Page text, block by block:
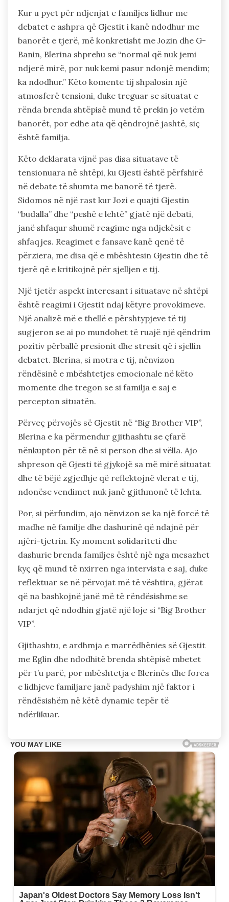
Kur u pyet për ndjenjat e familjes lidhur me
debatet e ashpra që Gjestit i kanë ndodhur me
banorët e tjerë, më konkretisht me Jozin dhe G-
Banin, Blerina shprehu se “normal që nuk jemi
ndjerë mirë, por nuk kemi pasur ndonjë mendim;
ka ndodhur.” Këto komente tij shpalosin një
atmosferë tensioni, duke treguar se situatat e
rënda brenda shtëpisë mund të prekin jo vetëm
banorët, por edhe ata që qëndrojnë jashtë, siç
është familja.
Këto deklarata vijnë pas disa situatave të
tensionuara në shtëpi, ku Gjesti është përfshirë
në debate të shumta me banorë të tjerë.
Sidomos në një rast kur Jozi e quajti Gjestin
“budalla” dhe “peshë e lehtë” gjatë një debati,
janë shfaqur shumë reagime nga ndjekësit e
shfaqjes. Reagimet e fansave kanë qenë të
përziera, me disa që e mbështesin Gjestin dhe të
tjerë që e kritikojnë për sjelljen e tij.
Një tjetër aspekt interesant i situatave në shtëpi
është reagimi i Gjestit ndaj këtyre provokimeve.
Një analizë më e thellë e përshtypjeve të tij
sugjeron se ai po mundohet të ruajë një qëndrim
pozitiv përballë presionit dhe stresit që i sjellin
debatet. Blerina, si motra e tij, nënvizon
rëndësinë e mbështetjes emocionale në këto
momente dhe tregon se si familja e saj e
percepton situatën.
Përveç përvojës së Gjestit në “Big Brother VIP”,
Blerina e ka përmendur gjithashtu se çfarë
nënkupton për të në si person dhe si vëlla. Ajo
shpreson që Gjesti të gjykojë sa më mirë situatat
dhe të bëjë zgjedhje që reflektojnë vlerat e tij,
ndonëse vendimet nuk janë gjithmonë të lehta.
Por, si përfundim, ajo nënvizon se ka një forcë të
madhe në familje dhe dashurinë që ndajnë për
njëri-tjetrin. Ky moment solidariteti dhe
dashurie brenda familjes është një nga mesazhet
kyç që mund të nxirren nga intervista e saj, duke
reflektuar se në përvojat më të vështira, gjërat
që na bashkojnë janë më të rëndësishme se
ndarjet që ndodhin gjatë një loje si “Big Brother
VIP”.
Gjithashtu, e ardhmja e marrëdhënies së Gjestit
me Eglin dhe ndodhitë brenda shtëpisë mbetet
për t’u parë, por mbështetja e Blerinës dhe forca
e lidhjeve familjare janë padyshim një faktor i
rëndësishëm në këtë dynamic tepër të
ndërlikuar.